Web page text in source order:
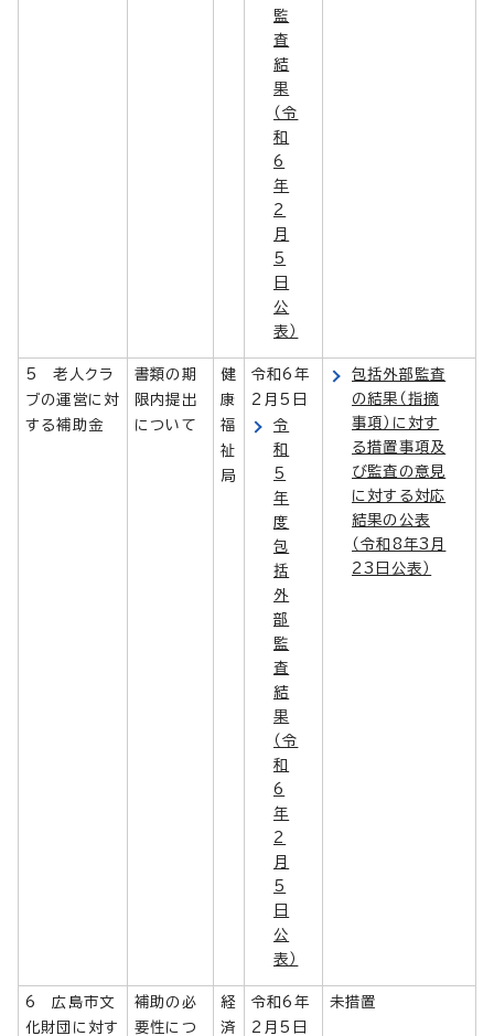
監
査
結
果
（令
和
6
年
2
月
5
日
公
表）
5 老人クラ
ブの運営に対
する補助金
書類の期
限内提出
について
健
康
福
祉
局
令和6年
2月5日
令
和
5
年
度
包
括
外
部
監
査
結
果
（令
和
6
年
2
月
5
日
公
表）
包括外部監査
の結果（指摘
事項）に対す
る措置事項及
び監査の意見
に対する対応
結果の公表
（令和8年3月
23日公表）
6 広島市文
化財団に対す
補助の必
要性につ
経
済
令和6年
2月5日
未措置